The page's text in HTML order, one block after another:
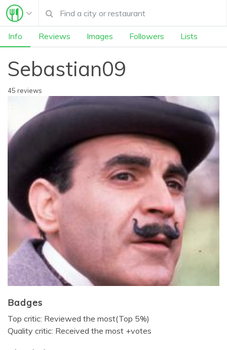
Info Reviews Images Followers Lists
Sebastian09
45 reviews
Badges
Top critic: Reviewed the most(Top 5%)
Quality critic: Received the most +votes